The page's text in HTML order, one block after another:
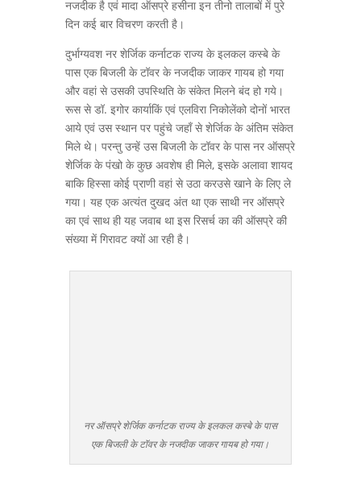
नजदीक है एवं मादा ऑसप्रे हसीना इन तीनो तालाबों में पुरे
दिन कई बार विचरण करती है।
दुर्भाग्यवश नर शेर्जिक कर्नाटक राज्य के इलकल कस्बे के
पास एक बिजली के टॉवर के नजदीक जाकर गायब हो गया
और वहां से उसकी उपस्थिति के संकेत मिलने बंद हो गये।
रूस से डॉ. इगोर कार्याकिं एवं एलविरा निकोलेंको दोनों भारत
आये एवं उस स्थान पर पहुंचे जहाँ से शेर्जिक के अंतिम संकेत
मिले थे। परन्तु उन्हें उस बिजली के टॉवर के पास नर ऑसप्रे
शेर्जिक के पंखो के कुछ अवशेष ही मिले, इसके अलावा शायद
बाकि हिस्सा कोई प्राणी वहां से उठा करउसे खाने के लिए ले
गया। यह एक अत्यंत दुखद अंत था एक साथी नर ऑसप्रे
का एवं साथ ही यह जवाब था इस रिसर्च का की ऑसप्रे की
संख्या में गिरावट क्यों आ रही है।
नर ऑसप्रे शेर्जिक कर्नाटक राज्य के इलकल कस्बे के पास
एक बिजली के टॉवर के नजदीक जाकर गायब हो गया।